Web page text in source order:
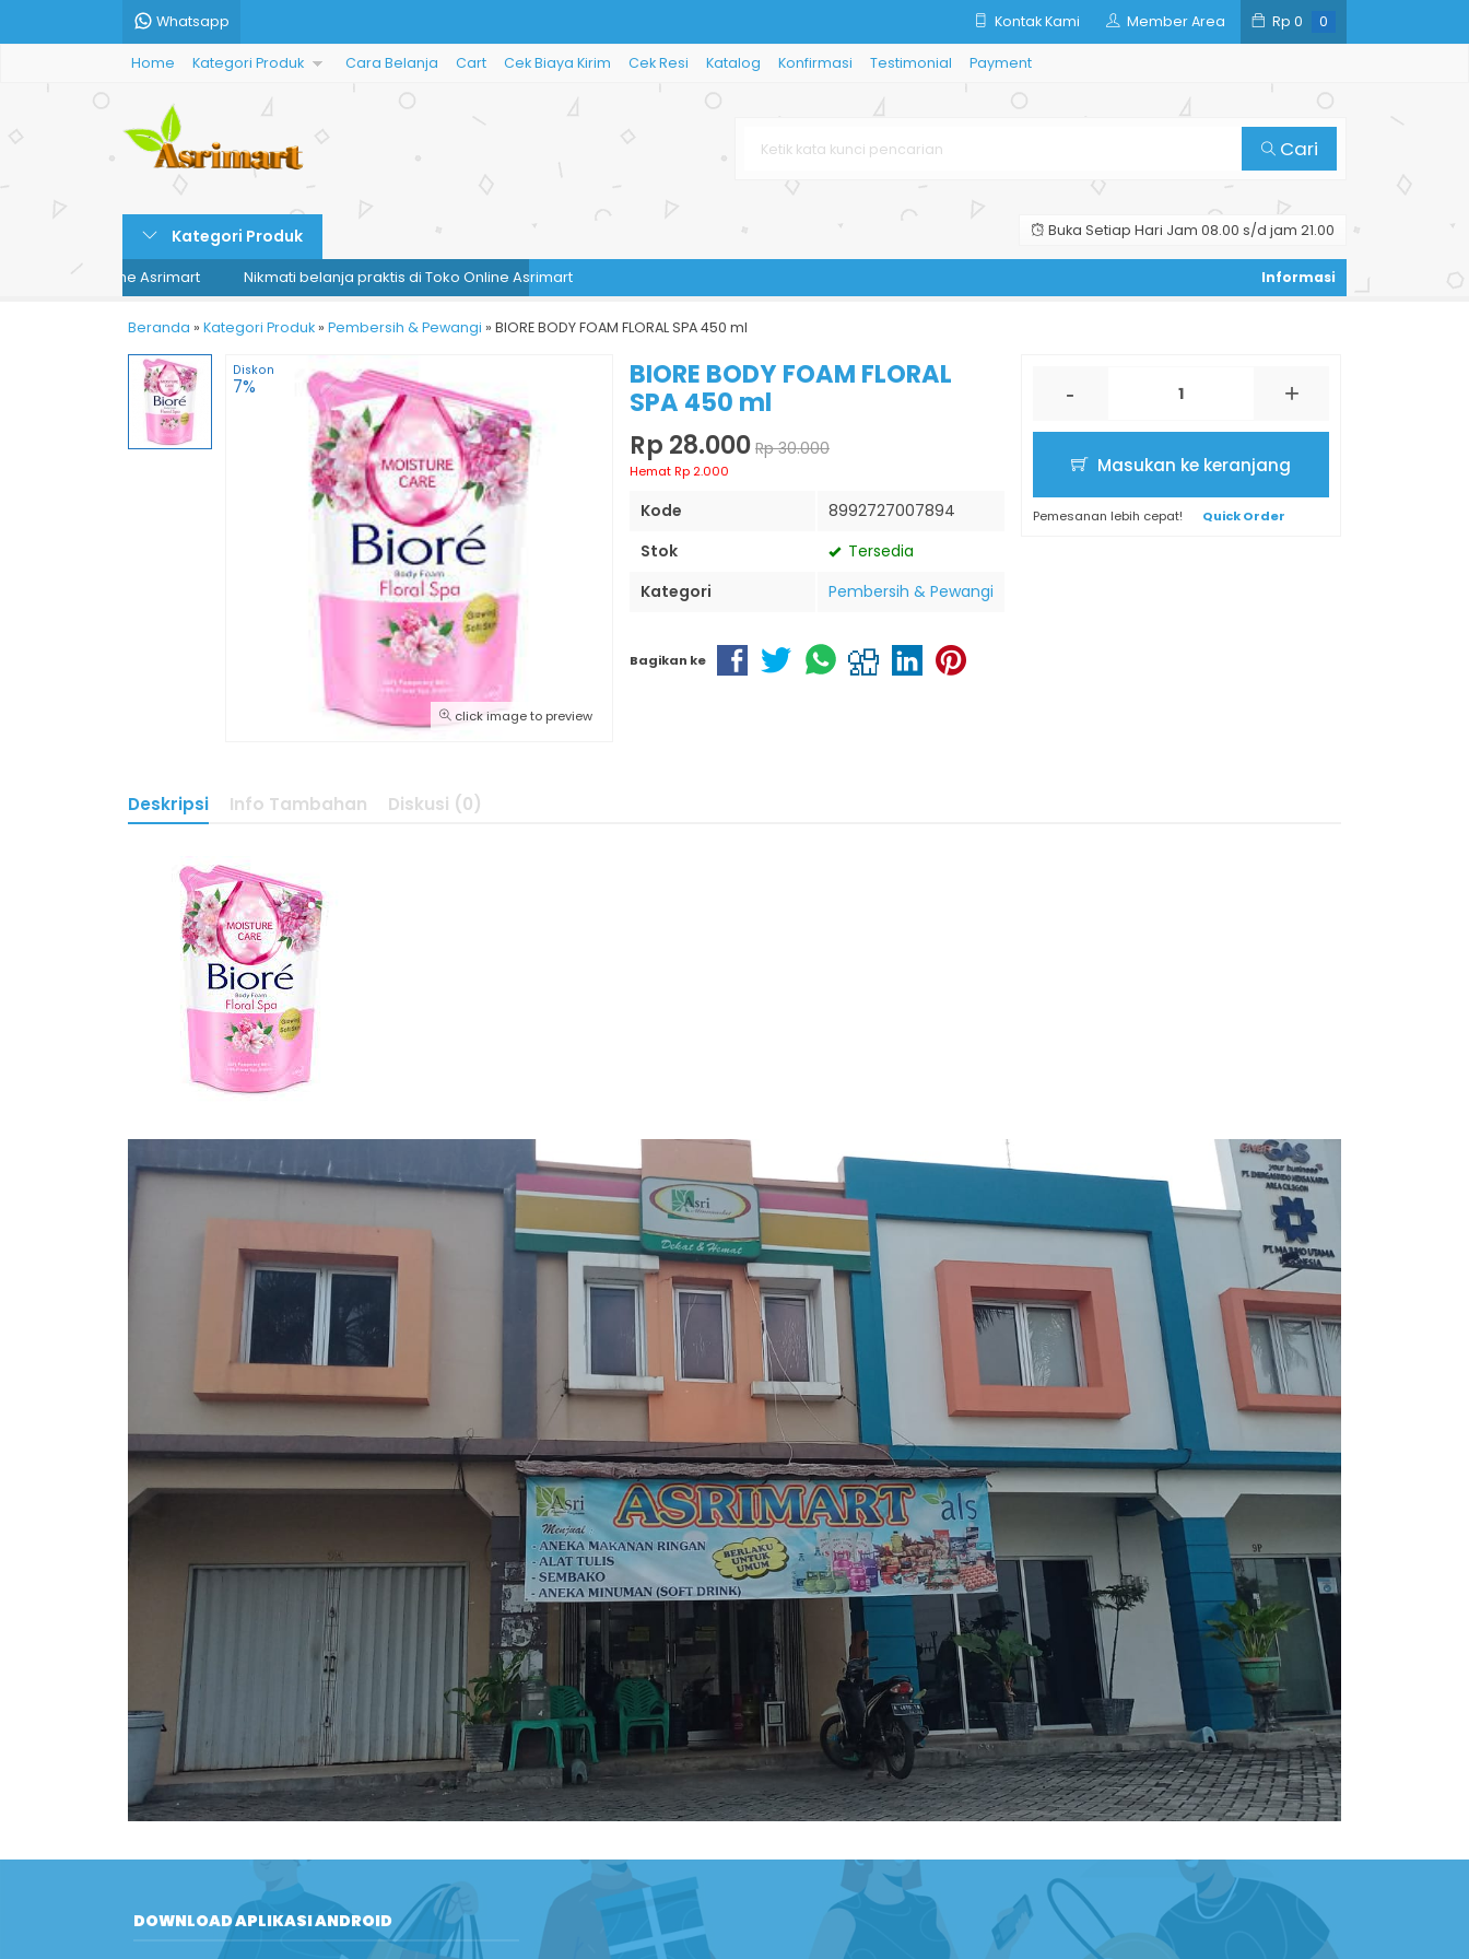
Whatsapp Kontak Kami Member Area Rp 0 0
Home Kategori Produk Cara Belanja Cart Cek Biaya Kirim Cek Resi Katalog Konfirmasi Testimonial Payment
Cari
Kategori Produk Buka Setiap Hari Jam 08.00 s/d jam 21.00
Online Asrimart Nikmati belanja praktis di Toko Online Asrimart
Beranda » Kategori Produk » Pembersih & Pewangi » BIORE BODY FOAM FLORAL SPA 450 ml
click image to preview
Diskon
7%
BIORE BODY FOAM FLORAL
SPA 450 ml
Rp 28.000 Rp 30.000
Hemat Rp 2.000
Kode
8992727007894
Stok
Tersedia
Kategori
Pembersih & Pewangi
- +
Masukan ke keranjang
Pemesanan lebih cepat! Quick Order
Bagikan ke
Deskripsi Info Tambahan Diskusi (0)
DOWNLOAD APLIKASI ANDROID